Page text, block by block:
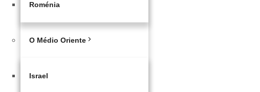
Roménia
O Médio Oriente
Israel